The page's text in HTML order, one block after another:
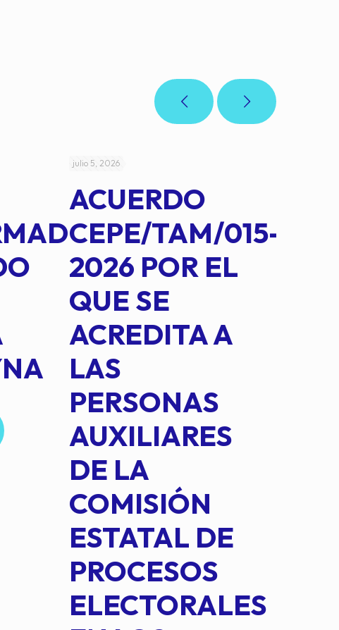
julio 5, 2026
ACUERDO
CEPE/TAM/015-
2026 POR EL
QUE SE
ACREDITA A
LAS
PERSONAS
AUXILIARES
DE LA
COMISIÓN
ESTATAL DE
PROCESOS
ELECTORALES